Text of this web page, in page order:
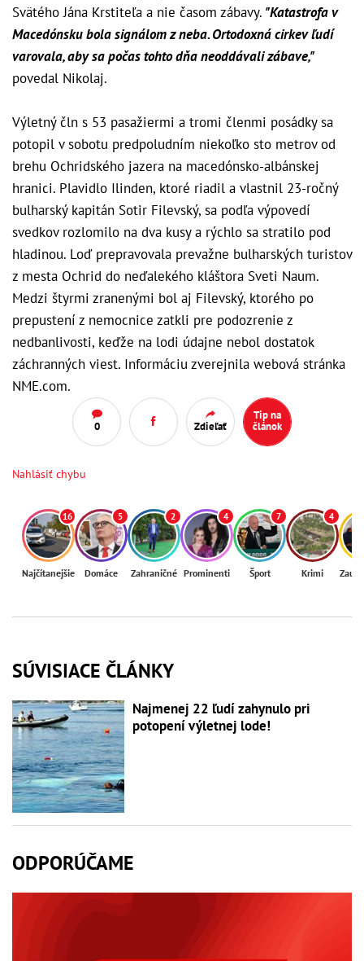
Svätého Jána Krstiteľa a nie časom zábavy. "Katastrofa v
Macedónsku bola signálom z neba. Ortodoxná cirkev ľudí
varovala, aby sa počas tohto dňa neoddávali zábave,"
povedal Nikolaj.
Výletný čln s 53 pasažiermi a tromi členmi posádky sa
potopil v sobotu predpoludním niekoľko sto metrov od
brehu Ochridského jazera na macedónsko-albánskej
hranici. Plavidlo Ilinden, ktoré riadil a vlastnil 23-ročný
bulharský kapitán Sotir Filevský, sa podľa výpovedí
svedkov rozlomilo na dva kusy a rýchlo sa stratilo pod
hladinou. Loď prepravovala prevažne bulharských turistov
z mesta Ochrid do neďalekého kláštora Sveti Naum.
Medzi štyrmi zranenými bol aj Filevský, ktorého po
prepustení z nemocnice zatkli pre podozrenie z
nedbanlivosti, keďže na lodi údajne nebol dostatok
záchranných viest. Informáciu zverejnila webová stránka
NME.com.
0 Zdieľať
Tip na
článok
Nahlásiť chybu
16
Najčítanejšie
5
Domáce
2
Zahraničné
4
Prominenti
7
Šport
4
Krimi
SÚVISIACE ČLÁNKY
Najmenej 22 ľudí zahynulo pri
potopení výletnej lode!
ODPORÚČAME